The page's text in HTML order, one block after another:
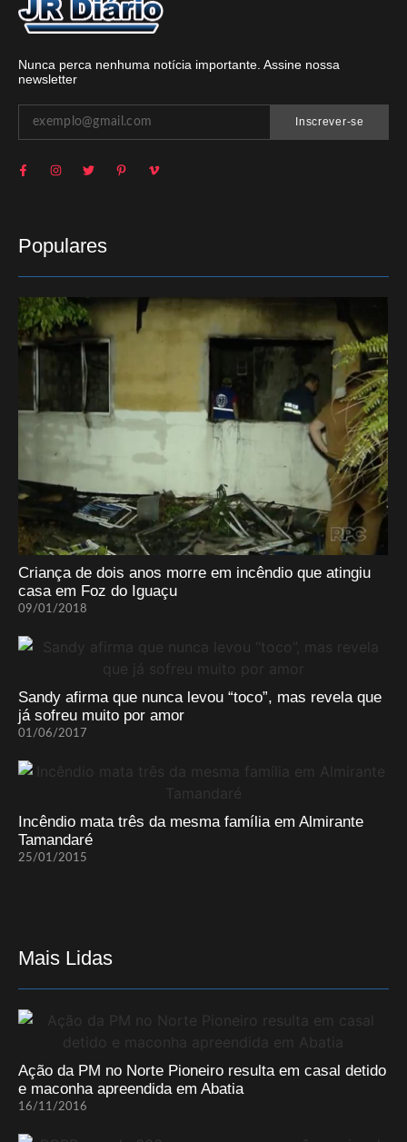
Nunca perca nenhuma notícia importante. Assine nossa
newsletter
Inscrever-se
Populares
Criança de dois anos morre em incêndio que atingiu
casa em Foz do Iguaçu
09/01/2018
Sandy afirma que nunca levou “toco”, mas revela que
já sofreu muito por amor
01/06/2017
Incêndio mata três da mesma família em Almirante
Tamandaré
25/01/2015
Mais Lidas
Ação da PM no Norte Pioneiro resulta em casal detido
e maconha apreendida em Abatia
16/11/2016